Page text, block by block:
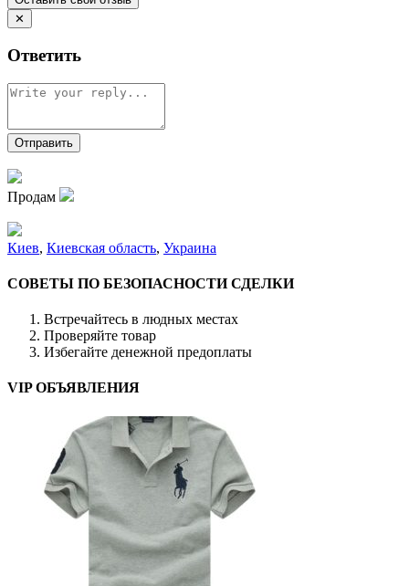
✕
Ответить
Продам
Киев, Киевская область, Украина
СОВЕТЫ ПО БЕЗОПАСНОСТИ СДЕЛКИ
Встречайтесь в людных местах
Проверяйте товар
Избегайте денежной предоплаты
VIP ОБЪЯВЛЕНИЯ